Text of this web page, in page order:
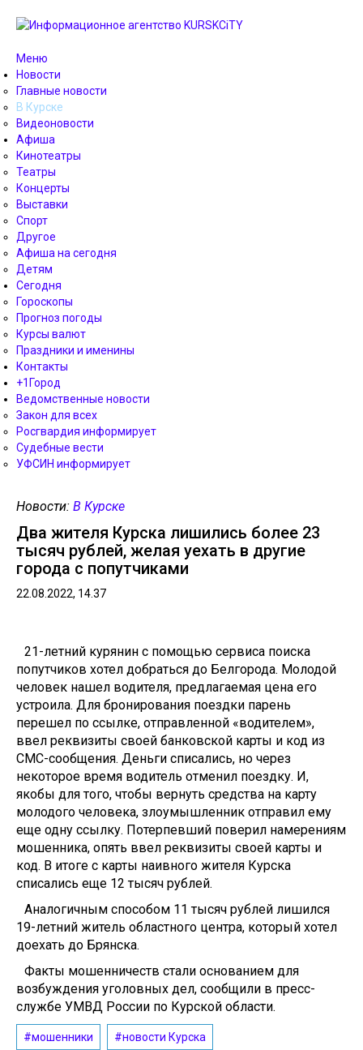
Меню
Новости
Главные новости
В Курске
Видеоновости
Афиша
Кинотеатры
Театры
Концерты
Выставки
Спорт
Другое
Афиша на сегодня
Детям
Сегодня
Гороскопы
Прогноз погоды
Курсы валют
Праздники и именины
Контакты
+1Город
Ведомственные новости
Закон для всех
Росгвардия информирует
Судебные вести
УФСИН информирует
Новости: В Курске
Два жителя Курска лишились более 23
тысяч рублей, желая уехать в другие
города с попутчиками
22.08.2022, 14.37
21-летний курянин с помощью сервиса поиска
попутчиков хотел добраться до Белгорода. Молодой
человек нашел водителя, предлагаемая цена его
устроила. Для бронирования поездки парень
перешел по ссылке, отправленной «водителем»,
ввел реквизиты своей банковской карты и код из
СМС-сообщения. Деньги списались, но через
некоторое время водитель отменил поездку. И,
якобы для того, чтобы вернуть средства на карту
молодого человека, злоумышленник отправил ему
еще одну ссылку. Потерпевший поверил намерениям
мошенника, опять ввел реквизиты своей карты и
код. В итоге с карты наивного жителя Курска
списались еще 12 тысяч рублей.
Аналогичным способом 11 тысяч рублей лишился
19-летний житель областного центра, который хотел
доехать до Брянска.
Факты мошенничеств стали основанием для
возбуждения уголовных дел, сообщили в пресс-
службе УМВД России по Курской области.
#мошенники #новости Курска